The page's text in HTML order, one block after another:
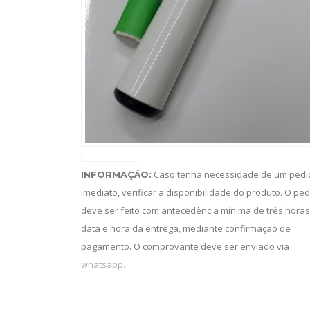
INFORMAÇÃO: Caso tenha necessidade de um
imediato, verificar a disponibilidade do produto. O
deve ser feito com antecedência mínima de três
data e hora da entrega, mediante confirmação de
pagamento. O comprovante deve ser enviado via
whatsapp.